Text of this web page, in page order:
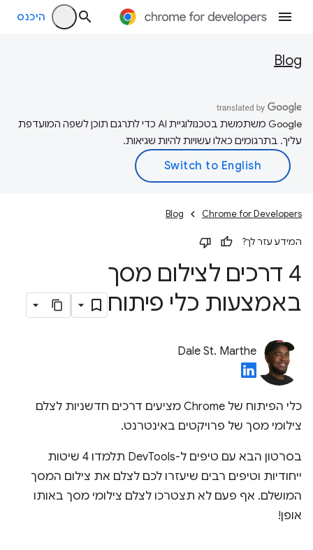
היכנס
Blog
‫Google משתמשת בטכנולוגיית AI כדי לתרגם תוכן לשפה המועדפת
עליך. בתרגומים כאלו עשויות להיות שגיאות.
Chrome for Developers
Blog
המידע עזר לך?
4 דרכים לצילום מסך
באמצעות כלי פיתוח
Dale St. Marthe
כלי הפיתוח של Chrome מציעים דרכים חדשניות לצלם
צילומי מסך של פרויקטים באינטרנט.
בסרטון הבא עם טיפים ל-DevTools תלמדו 4 שיטות
ייחודיות וטיפים רבים שיעזרו לכם לצלם את צילום המסך
המושלם. אף פעם לא תצטרכו לצלם צילומי מסך באותו
אופן!